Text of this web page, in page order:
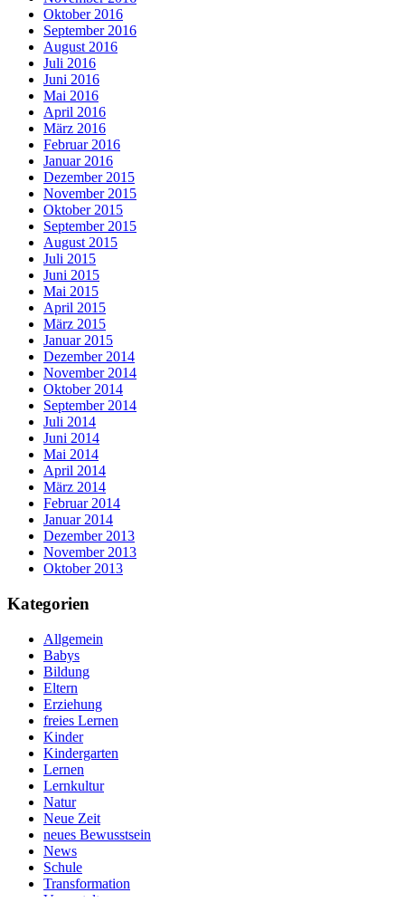
Oktober 2016
September 2016
August 2016
Juli 2016
Juni 2016
Mai 2016
April 2016
März 2016
Februar 2016
Januar 2016
Dezember 2015
November 2015
Oktober 2015
September 2015
August 2015
Juli 2015
Juni 2015
Mai 2015
April 2015
März 2015
Januar 2015
Dezember 2014
November 2014
Oktober 2014
September 2014
Juli 2014
Juni 2014
Mai 2014
April 2014
März 2014
Februar 2014
Januar 2014
Dezember 2013
November 2013
Oktober 2013
Kategorien
Allgemein
Babys
Bildung
Eltern
Erziehung
freies Lernen
Kinder
Kindergarten
Lernen
Lernkultur
Natur
Neue Zeit
neues Bewusstsein
News
Schule
Transformation
Veranstaltungen